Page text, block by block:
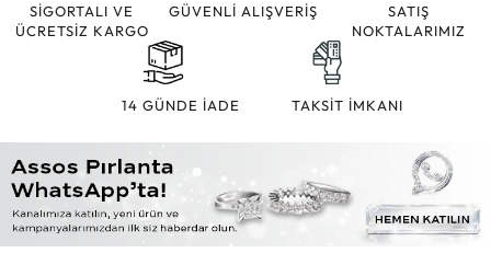
SİGORTALI VE
ÜCRETSİZ KARGO
GÜVENLİ ALIŞVERİŞ
SATIŞ
NOKTALARIMIZ
14 GÜNDE İADE TAKSİT İMKANI